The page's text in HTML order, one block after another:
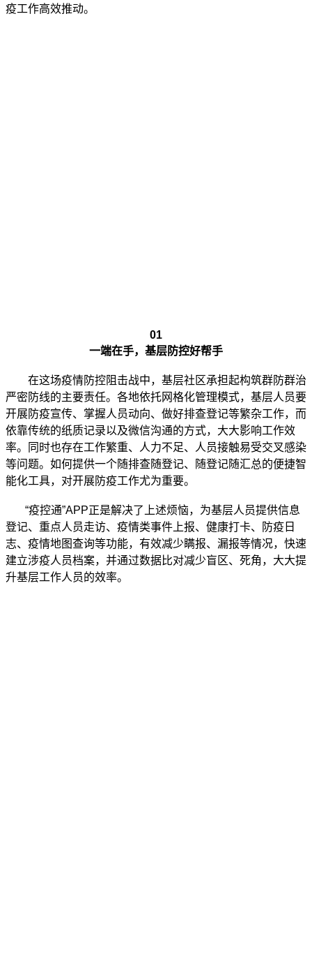
疫工作高效推动。
01
一端在手，基层防控好帮手
在这场疫情防控阻击战中，基层社区承担起构筑群防群治
严密防线的主要责任。各地依托网格化管理模式，基层人员要
开展防疫宣传、掌握人员动向、做好排查登记等繁杂工作，而
依靠传统的纸质记录以及微信沟通的方式，大大影响工作效
率。同时也存在工作繁重、人力不足、人员接触易受交叉感染
等问题。如何提供一个随排查随登记、随登记随汇总的便捷智
能化工具，对开展防疫工作尤为重要。
“疫控通”APP正是解决了上述烦恼，为基层人员提供信息
登记、重点人员走访、疫情类事件上报、健康打卡、防疫日
志、疫情地图查询等功能，有效减少瞒报、漏报等情况，快速
建立涉疫人员档案，并通过数据比对减少盲区、死角，大大提
升基层工作人员的效率。